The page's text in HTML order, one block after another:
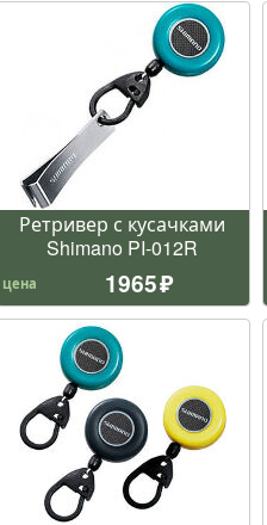
Ретривер с кусачками
Shimano PI-012R
цена 1965